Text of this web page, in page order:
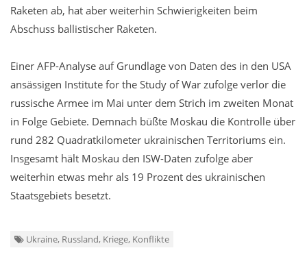
Raketen ab, hat aber weiterhin Schwierigkeiten beim
Abschuss ballistischer Raketen.
Einer AFP-Analyse auf Grundlage von Daten des in den USA
ansässigen Institute for the Study of War zufolge verlor die
russische Armee im Mai unter dem Strich im zweiten Monat
in Folge Gebiete. Demnach büßte Moskau die Kontrolle über
rund 282 Quadratkilometer ukrainischen Territoriums ein.
Insgesamt hält Moskau den ISW-Daten zufolge aber
weiterhin etwas mehr als 19 Prozent des ukrainischen
Staatsgebiets besetzt.
Ukraine, Russland, Kriege, Konflikte